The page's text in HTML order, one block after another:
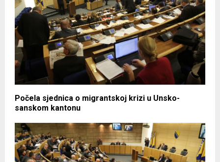
Počela sjednica o migrantskoj krizi u Unsko-
sanskom kantonu